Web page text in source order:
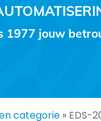
1977 jouw
categorie » EDS-